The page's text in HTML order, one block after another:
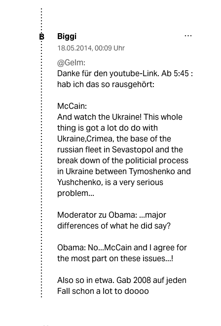
B Biggi
18.05.2014, 00:09 Uhr
@Gelm:
Danke für den youtube-Link. Ab 5:45 :
hab ich das so rausgehört:
McCain:
And watch the Ukraine! This whole
thing is got a lot do do with
Ukraine,Crimea, the base of the
russian fleet in Sevastopol and the
break down of the politicial process
in Ukraine between Tymoshenko and
Yushchenko, is a very serious
problem...
Moderator zu Obama: ...major
differences of what he did say?
Obama: No...McCain and I agree for
the most part on these issues...!
Also so in etwa. Gab 2008 auf jeden
Fall schon a lot to doooo